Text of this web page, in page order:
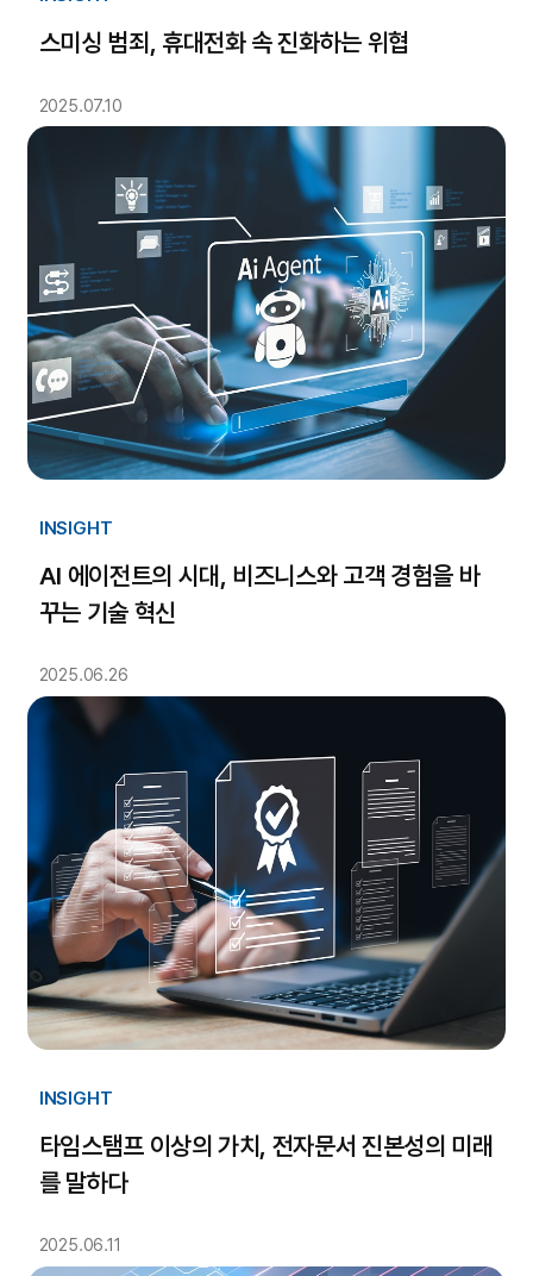
스미싱 범죄, 휴대전화 속 진화하는 위협
2025.07.10
INSIGHT
AI 에이전트의 시대, 비즈니스와 고객 경험을 바
꾸는 기술 혁신
2025.06.26
INSIGHT
타임스탬프 이상의 가치, 전자문서 진본성의 미래
를 말하다
2025.06.11